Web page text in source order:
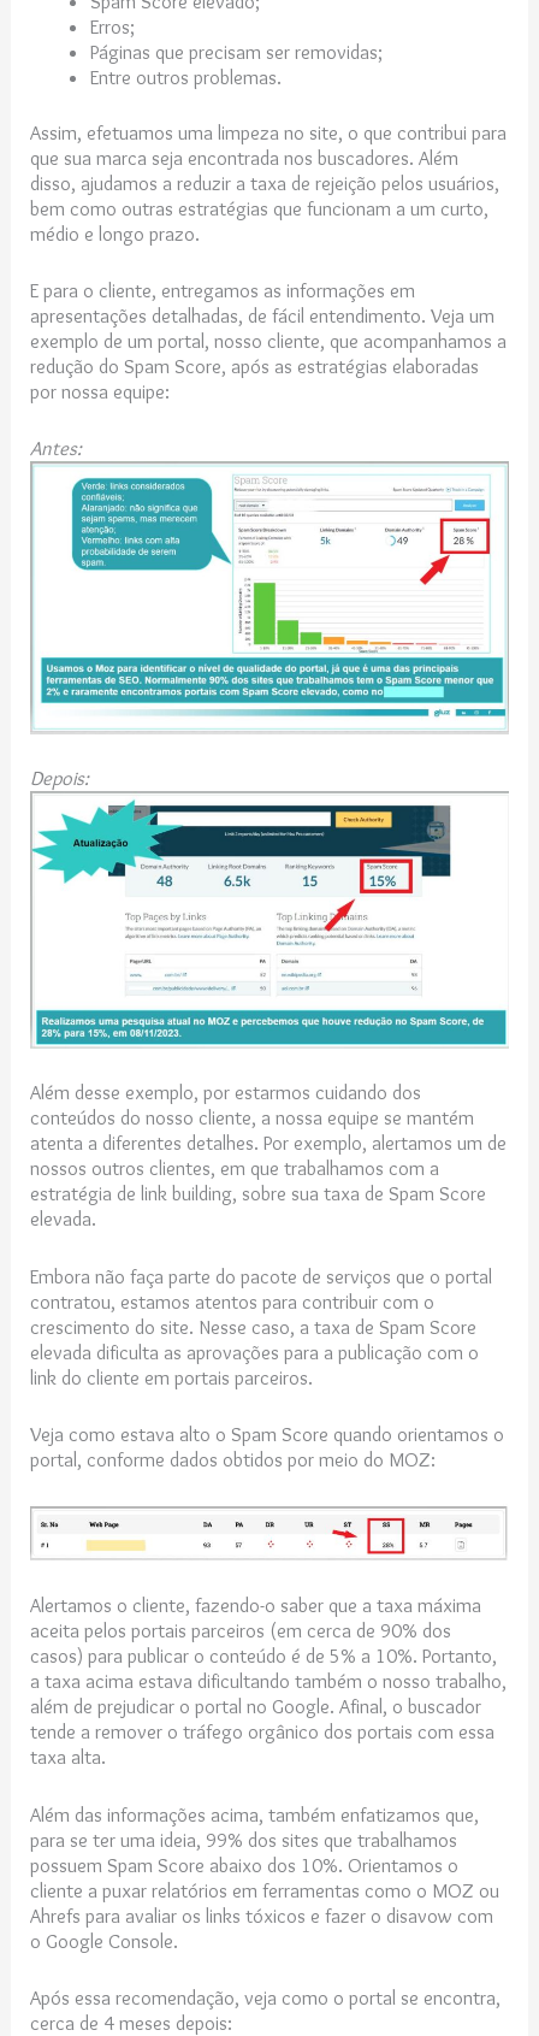
Erros;
Páginas que precisam ser removidas;
Entre outros problemas.
Assim, efetuamos uma limpeza no site, o que contribui para
que sua marca seja encontrada nos buscadores. Além
disso, ajudamos a reduzir a taxa de rejeição pelos usuários,
bem como outras estratégias que funcionam a um curto,
médio e longo prazo.
E para o cliente, entregamos as informações em
apresentações detalhadas, de fácil entendimento. Veja um
exemplo de um portal, nosso cliente, que acompanhamos a
redução do Spam Score, após as estratégias elaboradas
por nossa equipe:
Antes:
Depois:
Além desse exemplo, por estarmos cuidando dos
conteúdos do nosso cliente, a nossa equipe se mantém
atenta a diferentes detalhes. Por exemplo, alertamos um de
nossos outros clientes, em que trabalhamos com a
estratégia de link building, sobre sua taxa de Spam Score
elevada.
Embora não faça parte do pacote de serviços que o portal
contratou, estamos atentos para contribuir com o
crescimento do site. Nesse caso, a taxa de Spam Score
elevada dificulta as aprovações para a publicação com o
link do cliente em portais parceiros.
Veja como estava alto o Spam Score quando orientamos o
portal, conforme dados obtidos por meio do MOZ:
Alertamos o cliente, fazendo-o saber que a taxa máxima
aceita pelos portais parceiros (em cerca de 90% dos
casos) para publicar o conteúdo é de 5% a 10%. Portanto,
a taxa acima estava dificultando também o nosso trabalho,
além de prejudicar o portal no Google. Afinal, o buscador
tende a remover o tráfego orgânico dos portais com essa
taxa alta.
Além das informações acima, também enfatizamos que,
para se ter uma ideia, 99% dos sites que trabalhamos
possuem Spam Score abaixo dos 10%. Orientamos o
cliente a puxar relatórios em ferramentas como o MOZ ou
Ahrefs para avaliar os links tóxicos e fazer o disavow com
o Google Console.
Após essa recomendação, veja como o portal se encontra,
cerca de 4 meses depois: